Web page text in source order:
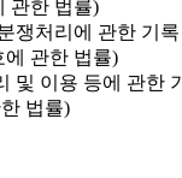
관한 법률)
쟁처리에 관한 기
에 관한 법률)
및 이용 등에 관한
법률)